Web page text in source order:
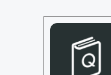
問題
審査
決定